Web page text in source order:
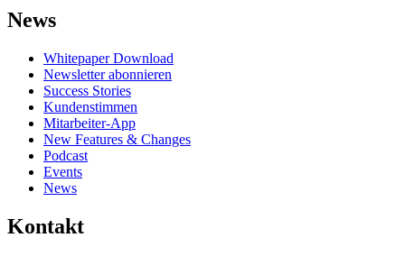
News
Whitepaper Download
Newsletter abonnieren
Success Stories
Kundenstimmen
Mitarbeiter-App
New Features & Changes
Podcast
Events
News
Kontakt